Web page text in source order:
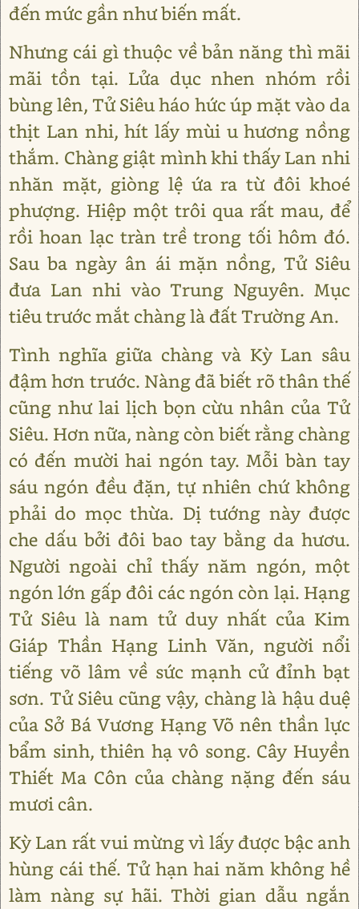
đến mức gần như biến mất.
Nhưng cái gì thuộc về bản năng thì mãi
mãi tồn tại. Lửa dục nhen nhóm rồi
bùng lên, Tử Siêu háo hức úp mặt vào da
thịt Lan nhi, hít lấy mùi u hương nồng
thắm. Chàng giật mình khi thấy Lan nhi
nhăn mặt, giòng lệ ứa ra từ đôi khoé
phượng. Hiệp một trôi qua rất mau, để
rồi hoan lạc tràn trề trong tối hôm đó.
Sau ba ngày ân ái mặn nồng, Tử Siêu
đưa Lan nhi vào Trung Nguyên. Mục
tiêu trước mắt chàng là đất Trường An.
Tình nghĩa giữa chàng và Kỳ Lan sâu
đậm hơn trước. Nàng đã biết rõ thân thế
cũng như lai lịch bọn cừu nhân của Tử
Siêu. Hơn nữa, nàng còn biết rằng chàng
có đến mười hai ngón tay. Mỗi bàn tay
sáu ngón đều đặn, tự nhiên chứ không
phải do mọc thừa. Dị tướng này được
che dấu bởi đôi bao tay bằng da hươu.
Người ngoài chỉ thấy năm ngón, một
ngón lớn gấp đôi các ngón còn lại. Hạng
Tử Siêu là nam tử duy nhất của Kim
Giáp Thần Hạng Linh Văn, người nổi
tiếng võ lâm về sức mạnh cử đỉnh bạt
sơn. Tử Siêu cũng vậy, chàng là hậu duệ
của Sở Bá Vương Hạng Võ nên thần lực
bẩm sinh, thiên hạ vô song. Cây Huyền
Thiết Ma Côn của chàng nặng đến sáu
mươi cân.
Kỳ Lan rất vui mừng vì lấy được bậc anh
hùng cái thế. Tử hạn hai năm không hề
làm nàng sự hãi. Thời gian dẫu ngắn